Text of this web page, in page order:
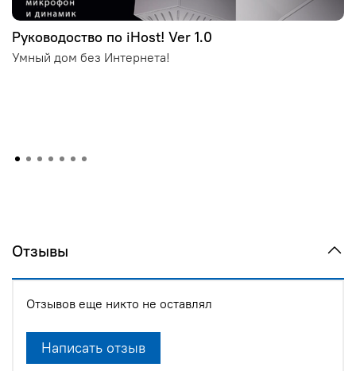
Руководоство по iHost! Ver 1.0
Умный дом без Интернета!
Отзывы
Отзывов еще никто не оставлял
Написать отзыв